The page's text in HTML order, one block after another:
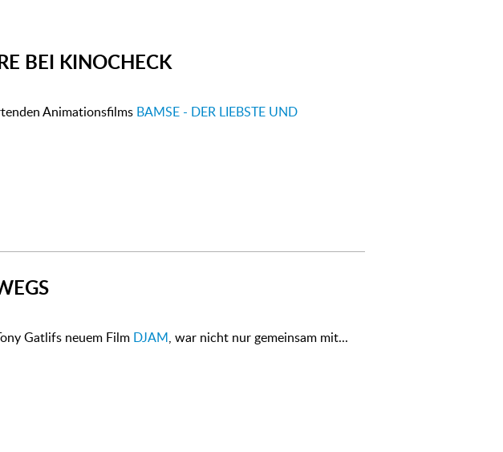
BEI KINOCHECK
Animationsfilms BAMSE - DER LIEBSTE UND
Gatlifs neuem Film DJAM, war nicht nur gemeinsam mit...